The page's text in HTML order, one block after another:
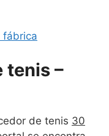
fábrica
tenis –
de tenis 30